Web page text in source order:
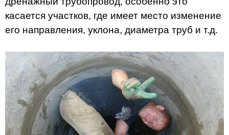
касается участков, где имеет место изменение
его направления, уклона, диаметра труб и т.д.